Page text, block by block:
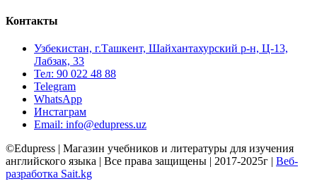
Контакты
Узбекистан, г.Ташкент, Шайхантахурский р-н, Ц-13,
Лабзак, 33
Тел: 90 022 48 88
Telegram
WhatsApp
Инстаграм
Email: info@edupress.uz
©Edupress | Магазин учебников и литературы для изучения
английского языка | Все права защищены | 2017-2025г | Веб-
разработка Sait.kg